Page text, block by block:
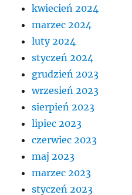
kwiecień 2024
marzec 2024
luty 2024
styczeń 2024
grudzień 2023
wrzesień 2023
sierpień 2023
lipiec 2023
czerwiec 2023
maj 2023
marzec 2023
styczeń 2023